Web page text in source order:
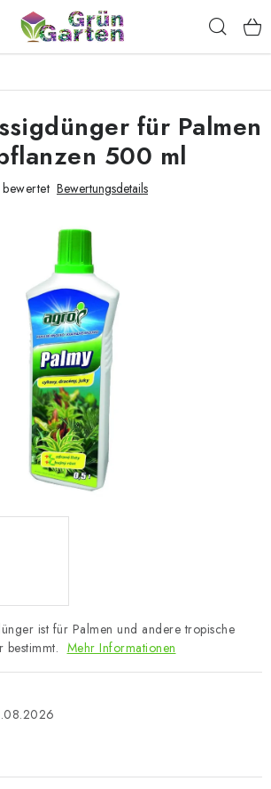
DEN HEIMANBAU
Kaufberatung
Impressum
ist für Palmen und andere tropische
Mehr Informationen
für Palmen
500 ml
Bewertungsdetails